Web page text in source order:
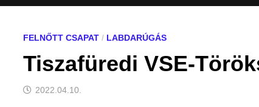
FELNŐTT CSAPAT / LABDARÚGÁS
Tiszafüredi VSE-
2022.04.10.